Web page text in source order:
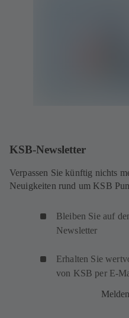
KSB-Newsletter
Verpassen Sie künftig nichts
Neuigkeiten rund um KSB
Bleiben Sie auf
Newsletter
Erhalten Sie
von KSB per E-